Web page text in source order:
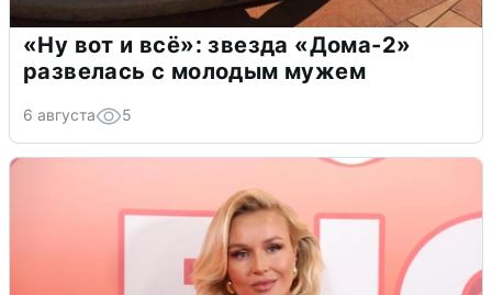
«Ну вот и всё»: звезда «Дома-2»
развелась с молодым мужем
6 августа 5